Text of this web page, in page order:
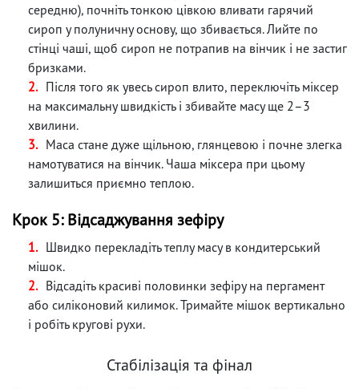
середню), почніть тонкою цівкою вливати гарячий
сироп у полуничну основу, що збивається. Лийте по
стінці чаші, щоб сироп не потрапив на вінчик і не застиг
бризками.
Після того як увесь сироп влито, переключіть міксер
на максимальну швидкість і збивайте масу ще 2–3
хвилини.
Маса стане дуже щільною, глянцевою і почне злегка
намотуватися на вінчик. Чаша міксера при цьому
залишиться приємно теплою.
Крок 5: Відсаджування зефіру
Швидко перекладіть теплу масу в кондитерський
мішок.
Відсадіть красиві половинки зефіру на пергамент
або силіконовий килимок. Тримайте мішок вертикально
і робіть кругові рухи.
Стабілізація та фінал